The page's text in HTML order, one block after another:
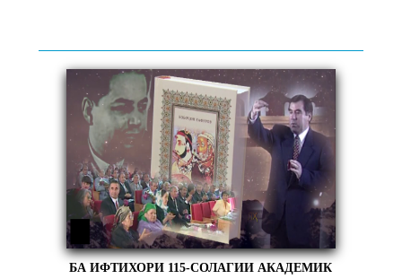
БА ИФТИХОРИ 115-СОЛАГИИ АКАДЕМИК